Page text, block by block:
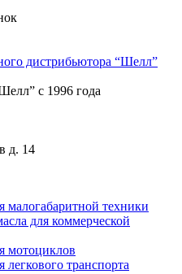
с 1996 года
д. 14
малогабаритной техники
для коммерческой
мотоциклов
транспорта